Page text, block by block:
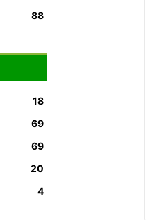
+165
+76
+47
+4
+4
+34
+147
88
18
69
69
20
4